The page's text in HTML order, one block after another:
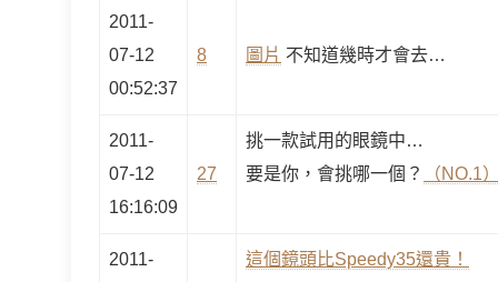
2011-
07-12
00:52:37
8 圖片 不知道幾時才會去…
2011-
07-12
16:16:09
27
挑一款試用的眼鏡中…
要是你，會挑哪一個？
（NO.1
2011-
這個鏡頭比Speedy35還貴！